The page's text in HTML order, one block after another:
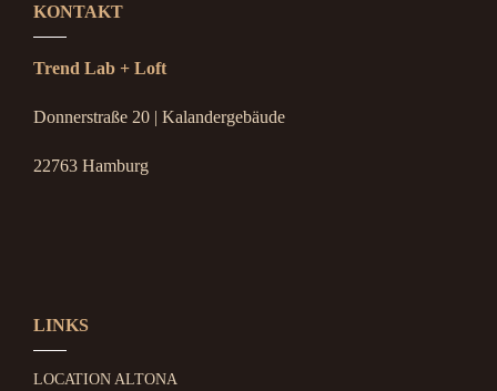
KONTAKT
Trend Lab + Loft
Donnerstraße 20 | Kalandergebäude
22763 Hamburg
LINKS
LOCATION ALTONA